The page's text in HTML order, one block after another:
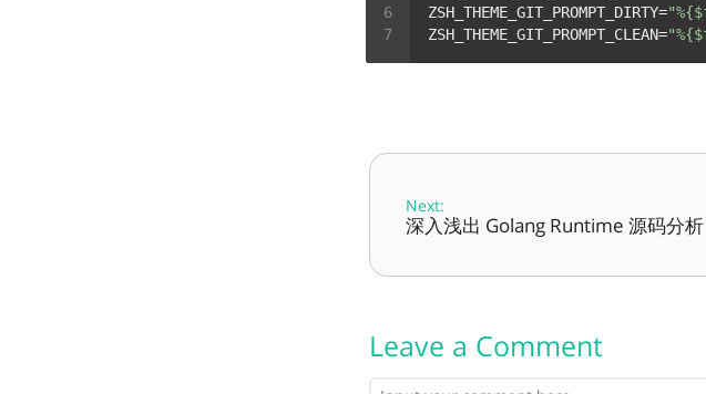
ZSH_THEME_GIT_PROMPT_DIRTY=
ZSH_THEME_GIT_PROMPT_CLEAN=
Next:
深入浅出 Golang Runtime 源码分析
Leave a Comment